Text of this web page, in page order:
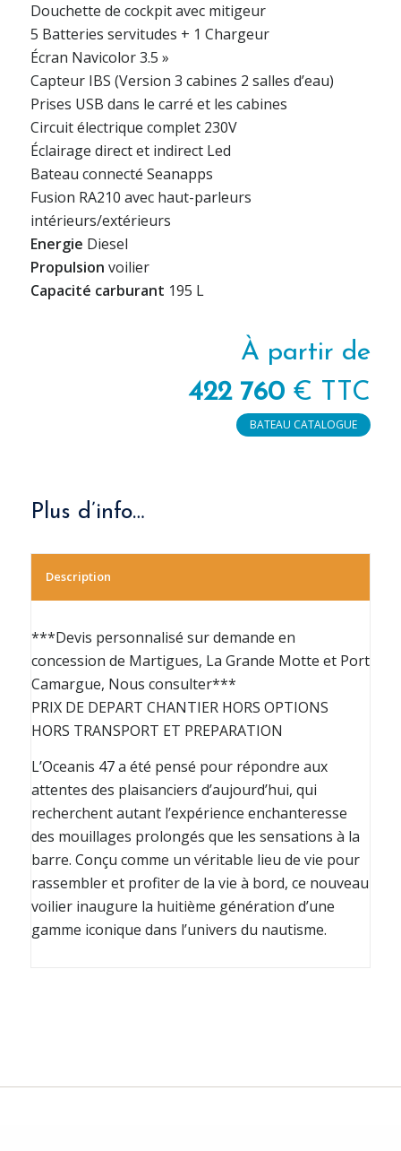
Douchette de cockpit avec mitigeur
5 Batteries servitudes + 1 Chargeur
Écran Navicolor 3.5 »
Capteur IBS (Version 3 cabines 2 salles d’eau)
Prises USB dans le carré et les cabines
Circuit électrique complet 230V
Éclairage direct et indirect Led
Bateau connecté Seanapps
Fusion RA210 avec haut-parleurs
intérieurs/extérieurs
Energie Diesel
Propulsion voilier
Capacité carburant 195 L
À partir de
422 760 € TTC
BATEAU CATALOGUE
Plus d’info…
Description
***Devis personnalisé sur demande en
concession de Martigues, La Grande Motte et Port
Camargue, Nous consulter***
PRIX DE DEPART CHANTIER HORS OPTIONS
HORS TRANSPORT ET PREPARATION
L’Oceanis 47 a été pensé pour répondre aux
attentes des plaisanciers d’aujourd’hui, qui
recherchent autant l’expérience enchanteresse
des mouillages prolongés que les sensations à la
barre. Conçu comme un véritable lieu de vie pour
rassembler et profiter de la vie à bord, ce nouveau
voilier inaugure la huitième génération d’une
gamme iconique dans l’univers du nautisme.